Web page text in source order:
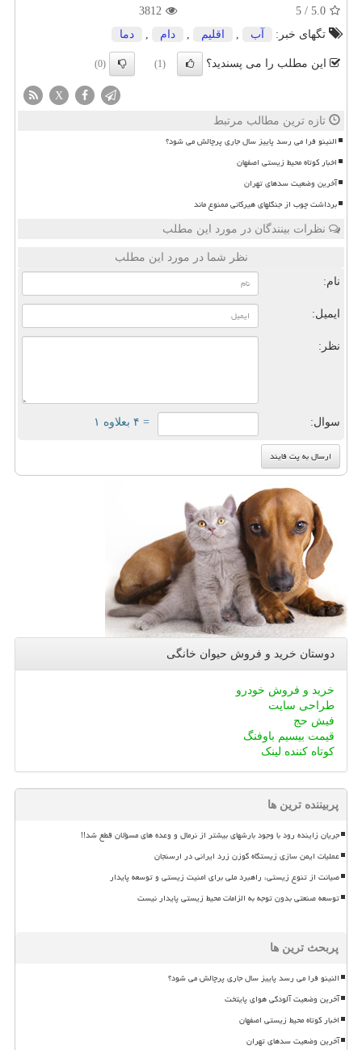
5.0
/
5
3812
تگهای خبر:
آب اقلیم دام دما
این مطلب را می پسندید؟ (1)
(0)
X
تازه ترین مطالب مرتبط
النینو فرا می رسد پاییز سال جاری پرچالش می شود؟
اخبار کوتاه محیط زیستی اصفهان
آخرین وضعیت سدهای تهران
برداشت چوب از جنگلهای هیرکانی ممنوع ماند
نظرات بینندگان در مورد این مطلب
نظر شما در مورد این مطلب
نام:
ایمیل:
نظر:
سوال: = ۴ بعلاوه ۱
دوستان خرید و فروش حیوان خانگی
خرید و فروش خودرو
طراحی سایت
فیش حج
قیمت بیسیم باوفنگ
کوتاه کننده لینک
پربیننده ترین ها
جریان زاینده رود با وجود بارشهای بیشتر از نرمال و وعده های مسؤلان قطع شد!!
عملیات ایمن سازی زیستگاه گوزن زرد ایرانی در ارسنجان
صیانت از تنوع زیستی، راهبرد ملی برای امنیت زیستی و توسعه پایدار
توسعه صنعتی بدون توجه به الزامات محیط زیستی پایدار نیست
پربحث ترین ها
النینو فرا می رسد پاییز سال جاری پرچالش می شود؟
آخرین وضعیت آلودگی هوای پایتخت
اخبار کوتاه محیط زیستی اصفهان
آخرین وضعیت سدهای تهران